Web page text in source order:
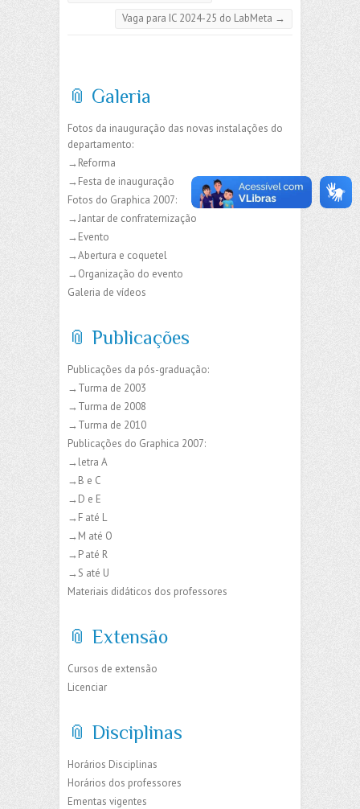
Vaga para IC 2024-25 do LabMeta →
📎 Galeria
Fotos da inauguração das novas instalações do
departamento:
→Reforma
→Festa de inauguração
Fotos do Graphica 2007:
→Jantar de confraternização
→Evento
→Abertura e coquetel
→Organização do evento
Galeria de vídeos
📎 Publicações
Publicações da pós-graduação:
→Turma de 2003
→Turma de 2008
→Turma de 2010
Publicações do Graphica 2007:
→letra A
→B e C
→D e E
→F até L
→M até O
→P até R
→S até U
Materiais didáticos dos professores
📎 Extensão
Cursos de extensão
Licenciar
📎 Disciplinas
Horários Disciplinas
Horários dos professores
Ementas vigentes